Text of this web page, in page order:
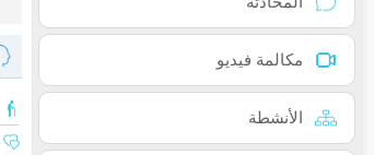
مكالمة فيديو
الأنشطة